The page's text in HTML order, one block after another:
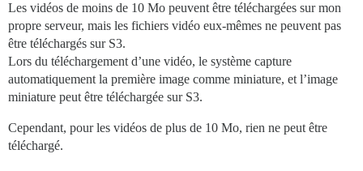
Les vidéos de moins de 10 Mo peuvent être téléchargées sur mon
propre serveur, mais les fichiers vidéo eux-mêmes ne peuvent pas
être téléchargés sur S3.
Lors du téléchargement d’une vidéo, le système capture
automatiquement la première image comme miniature, et l’image
miniature peut être téléchargée sur S3.
Cependant, pour les vidéos de plus de 10 Mo, rien ne peut être
téléchargé.